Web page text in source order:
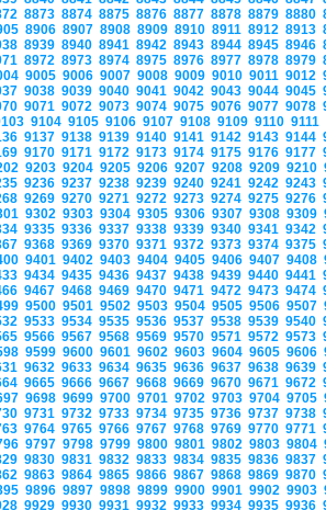
8873 8874 8875 8876 8877 8878 8879 8880
8906 8907 8908 8909 8910 8911 8912 8913
8939 8940 8941 8942 8943 8944 8945 8946
8972 8973 8974 8975 8976 8977 8978 8979
9005 9006 9007 9008 9009 9010 9011 9012
9038 9039 9040 9041 9042 9043 9044 9045
9071 9072 9073 9074 9075 9076 9077 9078
9104 9105 9106 9107 9108 9109 9110 9111
9137 9138 9139 9140 9141 9142 9143 9144
9170 9171 9172 9173 9174 9175 9176 9177
9203 9204 9205 9206 9207 9208 9209 9210
9236 9237 9238 9239 9240 9241 9242 9243
9269 9270 9271 9272 9273 9274 9275 9276
9302 9303 9304 9305 9306 9307 9308 9309
9335 9336 9337 9338 9339 9340 9341 9342
9368 9369 9370 9371 9372 9373 9374 9375
9401 9402 9403 9404 9405 9406 9407 9408
9434 9435 9436 9437 9438 9439 9440 9441
9467 9468 9469 9470 9471 9472 9473 9474
9500 9501 9502 9503 9504 9505 9506 9507
9533 9534 9535 9536 9537 9538 9539 9540
9566 9567 9568 9569 9570 9571 9572 9573
9599 9600 9601 9602 9603 9604 9605 9606
9632 9633 9634 9635 9636 9637 9638 9639
9665 9666 9667 9668 9669 9670 9671 9672
9698 9699 9700 9701 9702 9703 9704 9705
9731 9732 9733 9734 9735 9736 9737 9738
9764 9765 9766 9767 9768 9769 9770 9771
9797 9798 9799 9800 9801 9802 9803 9804
9830 9831 9832 9833 9834 9835 9836 9837
9863 9864 9865 9866 9867 9868 9869 9870
9896 9897 9898 9899 9900 9901 9902 9903
9929 9930 9931 9932 9933 9934 9935 9936